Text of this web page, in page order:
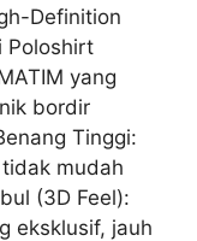
Definition
Poloshirt
yang
bordir
Tinggi:
mudah
(3D Feel):
eksklusif, jauh